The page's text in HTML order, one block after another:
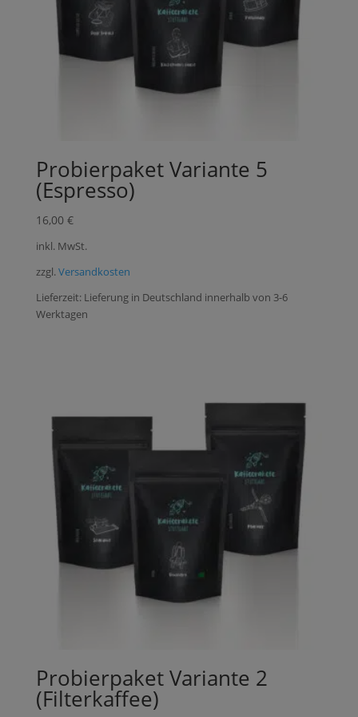
Probierpaket Variante 5
(Espresso)
16,00 €
inkl. MwSt.
zzgl.Versandkosten
Lieferzeit: Lieferung in Deutschland innerhalb von 3-6
Werktagen
Probierpaket Variante 2
(Filterkaffee)